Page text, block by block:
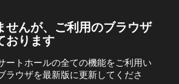
せんが、ご利用のブラウザ
おります
ートホールの全ての機能をご利用い
ラウザを最新版に更新してくださ